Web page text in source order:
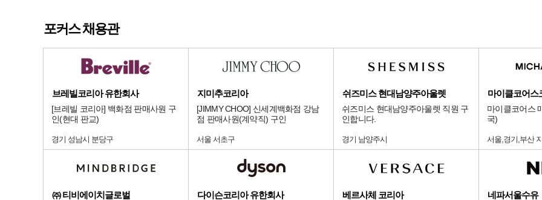
포커스 채용관
브레빌코리아 유한회사
[브레빌 코리아] 백화점 판매사원 구
인(현대 판교)
경기 성남시 분당구
지미추코리아
[JIMMY CHOO] 신세계백화점 강남
점 판매사원(계약직) 구인
서울 서초구
쉬즈미스 현대남양주아울렛
쉬즈미스 현대남양주아울렛 직원 구
인합니다.
경기 남양주시
마이클코어스
마이클코어스
국)
서울,경기,부산
㈜ 티비에이치글로벌 다이슨코리아 유한회사 베르사체 코리아 네파서울수유